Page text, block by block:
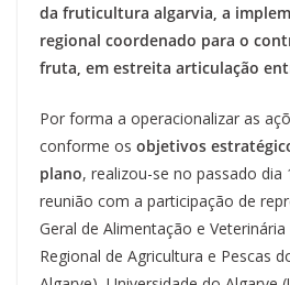
da fruticultura algarvia, a
regional coordenado para o
fruta, em estreita articulação
Por forma a operacionalizar as
conforme os objetivos
plano, realizou-se no passado
reunião com a participação de
Geral de Alimentação e Veterinária
Regional de Agricultura e Pescas